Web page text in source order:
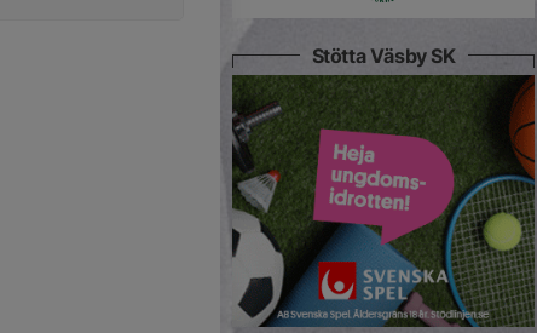
Stötta Väsby SK